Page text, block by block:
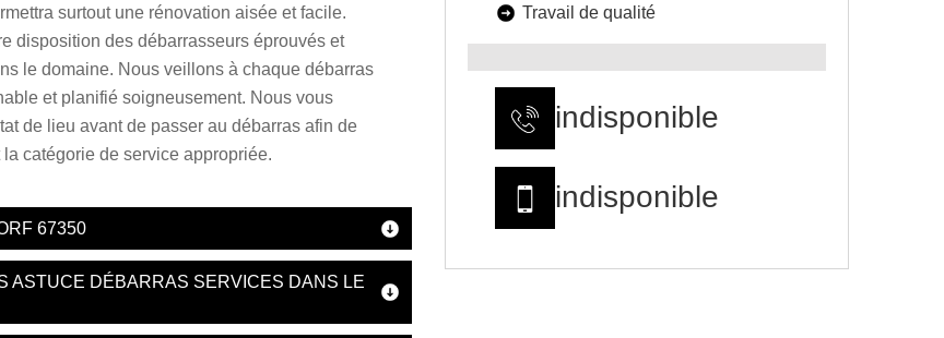
surtout une rénovation aisée et facile.
disposition des débarrasseurs éprouvés et
le domaine. Nous veillons à chaque débarras
et planifié soigneusement. Nous vous
de lieu avant de passer au débarras afin de
catégorie de service appropriée.
67350
ASTUCE DÉBARRAS SERVICES DANS LE
Travail de qualité
indisponible
indisponible